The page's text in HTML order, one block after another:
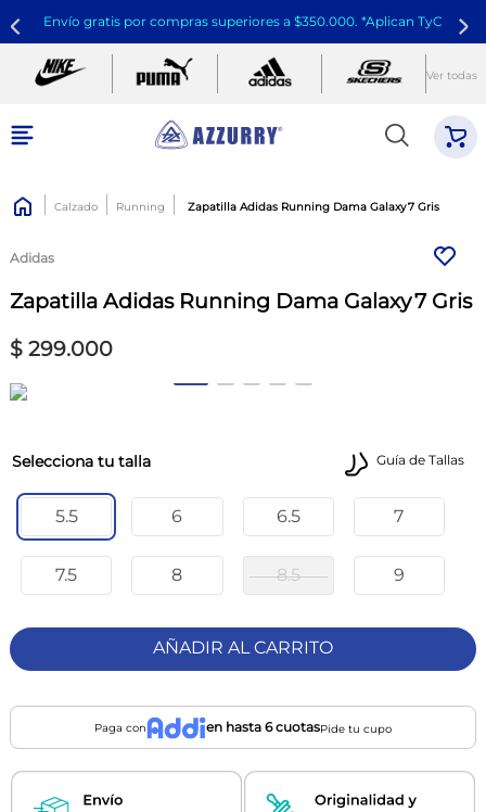
Envío gratis por compras superiores a $350.000. *Aplican TyC
Ver todas
Calzado Running Zapatilla Adidas Running Dama Galaxy 7 Gris
Adidas
Zapatilla Adidas Running Dama Galaxy 7 Gris
$ 299.000
Guía de Tallas
talla
5.5 6 6.5 7
7.5 8 8.5 9
AÑADIR AL CARRITO
Paga con en hasta 6 cuotasPide tu cupo